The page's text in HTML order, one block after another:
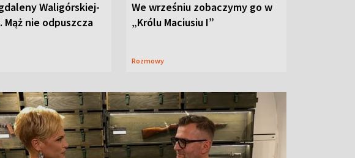
Waligórskiej-
Mąż nie odpuszcza
We wrześniu zobaczymy go w
„Królu Maciusiu I”
Rozmowy